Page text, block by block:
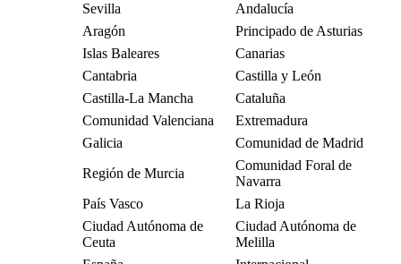
Sevilla
Andalucía
Aragón
Principado de Asturias
Islas Baleares
Canarias
Cantabria
Castilla y León
Castilla-La Mancha
Cataluña
Comunidad Valenciana
Extremadura
Galicia
Comunidad de Madrid
Región de Murcia
Comunidad Foral de
Navarra
País Vasco
La Rioja
Ciudad Autónoma de
Ceuta
Ciudad Autónoma de
Melilla